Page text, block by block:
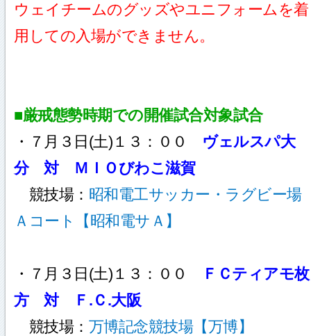
ウェイチームのグッズやユニフォームを着
用しての入場ができません。
■厳戒態勢時期での開催試合対象試合
・７月３日(土)１３：００ ヴェルスパ大
分 対 ＭＩＯびわこ滋賀
競技場： 昭和電工サッカー・ラグビー場
Ａコート【昭和電サＡ】
・７月３日(土)１３：００
ＦＣティアモ枚
方 対 Ｆ.Ｃ.大阪
競技場： 万博記念競技場【万博】